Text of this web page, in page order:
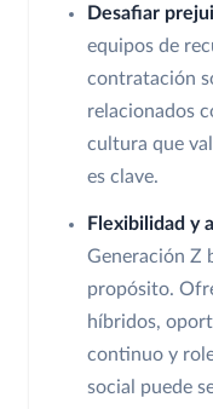
Desafiar
equipos de
contratación
relacionados
cultura que
es clave.
Flexibilidad y
Generación Z
propósito.
híbridos,
continuo y
social puede